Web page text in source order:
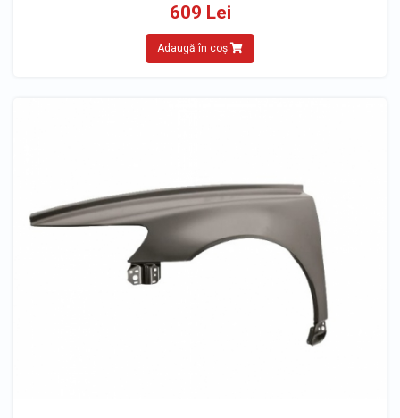
609 Lei
Adaugă în coș